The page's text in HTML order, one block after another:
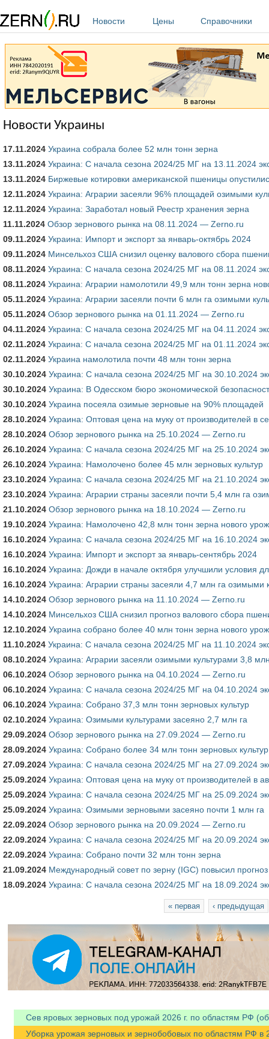
Новости
Цены Справочники
Новости Украины
17.11.2024 Украина собрала более 52 млн тонн зерна
13.11.2024 Украина: С начала сезона 2024/25 МГ на 13.11.2024
13.11.2024 Биржевые котировки американской пшеницы
12.11.2024 Украина: Аграрии засеяли 96% площадей озимыми
12.11.2024 Украина: Заработал новый Реестр хранения зерна
11.11.2024 Обзор зернового рынка на 08.11.2024 — Zerno.ru
09.11.2024 Украина: Импорт и экспорт за январь-октябрь 2024
09.11.2024 Минсельхоз США снизил оценку валового сбора
08.11.2024 Украина: С начала сезона 2024/25 МГ на 08.11.2024
08.11.2024 Украина: Аграрии намолотили 49,9 млн тонн зерна
05.11.2024 Украина: Аграрии засеяли почти 6 млн га озимыми
05.11.2024 Обзор зернового рынка на 01.11.2024 — Zerno.ru
04.11.2024 Украина: С начала сезона 2024/25 МГ на 04.11.2024
02.11.2024 Украина: С начала сезона 2024/25 МГ на 01.11.2024
02.11.2024 Украина намолотила почти 48 млн тонн зерна
30.10.2024 Украина: С начала сезона 2024/25 МГ на 30.10.2024
30.10.2024 Украина: В Одесском бюро экономической
30.10.2024 Украина посеяла озимые зерновые на 90% площадей
28.10.2024 Украина: Оптовая цена на муку от производителей в
28.10.2024 Обзор зернового рынка на 25.10.2024 — Zerno.ru
26.10.2024 Украина: С начала сезона 2024/25 МГ на 25.10.2024
26.10.2024 Украина: Намолочено более 45 млн зерновых культур
23.10.2024 Украина: С начала сезона 2024/25 МГ на 21.10.2024
23.10.2024 Украина: Аграрии страны засеяли почти 5,4 млн га
21.10.2024 Обзор зернового рынка на 18.10.2024 — Zerno.ru
19.10.2024 Украина: Намолочено 42,8 млн тонн зерна нового
16.10.2024 Украина: С начала сезона 2024/25 МГ на 16.10.2024
16.10.2024 Украина: Импорт и экспорт за январь-сентябрь 2024
16.10.2024 Украина: Дожди в начале октября улучшили условия
16.10.2024 Украина: Аграрии страны засеяли 4,7 млн ​​га озимыми
14.10.2024 Обзор зернового рынка на 11.10.2024 — Zerno.ru
14.10.2024 Минсельхоз США снизил прогноз валового сбора
12.10.2024 Украина собрано более 40 млн тонн зерна нового
11.10.2024 Украина: С начала сезона 2024/25 МГ на 11.10.2024
08.10.2024 Украина: Аграрии засеяли озимыми культурами 3,8
06.10.2024 Обзор зернового рынка на 04.10.2024 — Zerno.ru
06.10.2024 Украина: С начала сезона 2024/25 МГ на 04.10.2024
06.10.2024 Украина: Собрано 37,3 млн тонн зерновых культур
02.10.2024 Украина: Озимыми культурами засеяно 2,7 млн ​​га
29.09.2024 Обзор зернового рынка на 27.09.2024 — Zerno.ru
28.09.2024 Украина: Собрано более 34 млн тонн зерновых культур
27.09.2024 Украина: С начала сезона 2024/25 МГ на 27.09.2024
25.09.2024 Украина: Оптовая цена на муку от производителей в
25.09.2024 Украина: С начала сезона 2024/25 МГ на 25.09.2024
25.09.2024 Украина: Озимыми зерновыми засеяно почти 1 млн га
22.09.2024 Обзор зернового рынка на 20.09.2024 — Zerno.ru
22.09.2024 Украина: С начала сезона 2024/25 МГ на 20.09.2024
22.09.2024 Украина: Собрано почти 32 млн тонн зерна
21.09.2024 Международный совет по зерну (IGC) повысил
18.09.2024 Украина: С начала сезона 2024/25 МГ на 18.09.2024
« первая ‹ предыдущая
Сев яровых зерновых под урожай 2026 г. по областям РФ
Уборка урожая зерновых и зернобобовых по областям РФ в